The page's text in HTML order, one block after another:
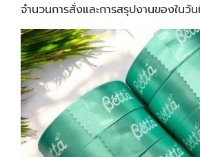
จำนวนการสั่งและการสรุปงานของในวั